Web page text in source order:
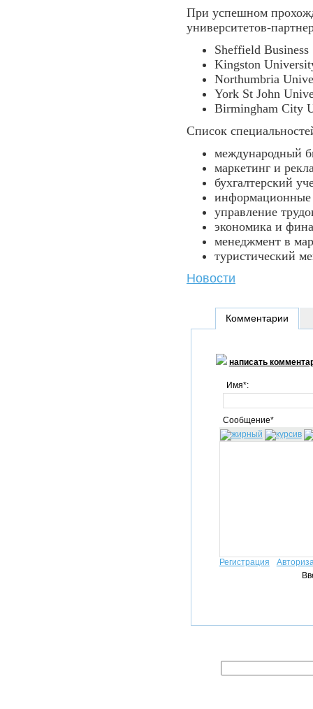
При успешном
университетов-
Sheffield
Kingston
Northumbria
York St John
Birmingham City
Список
международный
маркетинг и
бухгалтерский
информационные
управление
экономика и
менеджмент в
туристический
Новости
Комментарии
написать
Имя*:
Сообщение*
Регистрация